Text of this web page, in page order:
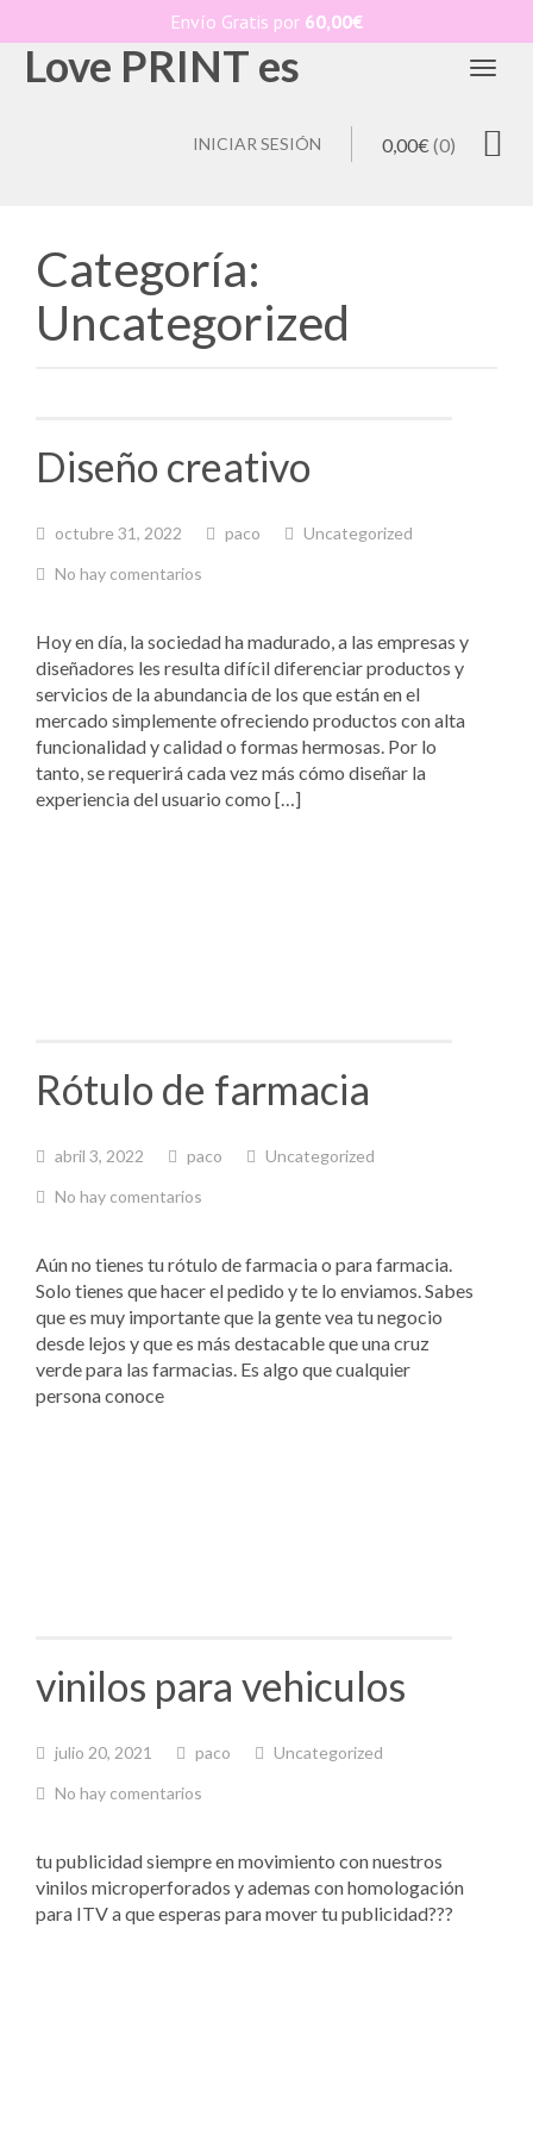
Love PRINT es
0,00€(0)
INICIAR SESIÓN
Categoría:
Uncategorized
Diseño creativo
octubre 31, 2022 paco
Uncategorized
No hay comentarios
Hoy en día, la sociedad ha madurado, a las empresas y
diseñadores les resulta difícil diferenciar productos y
servicios de la abundancia de los que están en el
mercado simplemente ofreciendo productos con alta
funcionalidad y calidad o formas hermosas. Por lo
tanto, se requerirá cada vez más cómo diseñar la
experiencia del usuario como […]
Rótulo de farmacia
abril 3, 2022 paco
Uncategorized
No hay comentarios
Aún no tienes tu rótulo de farmacia o para farmacia.
Solo tienes que hacer el pedido y te lo enviamos. Sabes
que es muy importante que la gente vea tu negocio
desde lejos y que es más destacable que una cruz
verde para las farmacias. Es algo que cualquier
persona conoce
vinilos para vehiculos
julio 20, 2021 paco
Uncategorized
No hay comentarios
tu publicidad siempre en movimiento con nuestros
vinilos microperforados y ademas con homologación
para ITV a que esperas para mover tu publicidad???
Envío Gratis por 60,00€